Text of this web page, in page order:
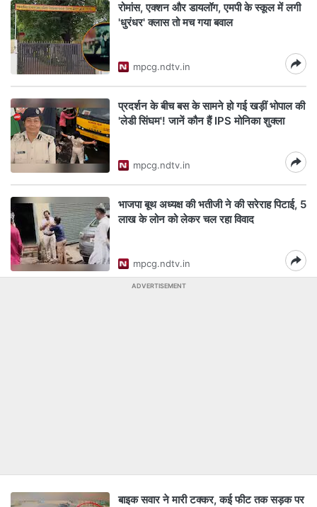
रोमांस, एक्‍शन और डायलॉग, एमपी के स्‍कूल में लगी
'धुरंधर' क्‍लास तो मच गया बवाल
mpcg.ndtv.in
प्रदर्शन के बीच बस के सामने हो गई खड़ीं भोपाल की
'लेडी सिंघम'! जानें कौन हैं IPS मोनिका शुक्ला
mpcg.ndtv.in
भाजपा बूथ अध्यक्ष की भतीजी ने की सरेराह पिटाई, 5
लाख के लोन को लेकर चल रहा विवाद
mpcg.ndtv.in
ADVERTISEMENT
बाइक सवार ने मारी टक्कर, कई फीट तक सड़क पर